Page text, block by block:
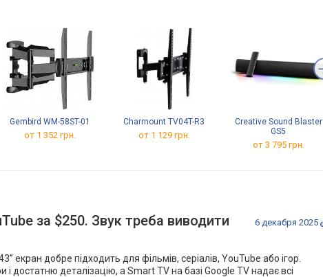
Gembird WM-58ST-01
от 1 352 грн.
Charmount TV04T-R3
от 1 129 грн.
Creative Sound Blaster
GS5
от 3 795 грн.
за $250. Звук треба виводити
6 декабря 2025
екран добре підходить для фільмів, серіалів, YouTube або ігор.
і достатню деталізацію, а Smart TV на базі Google TV надає всі